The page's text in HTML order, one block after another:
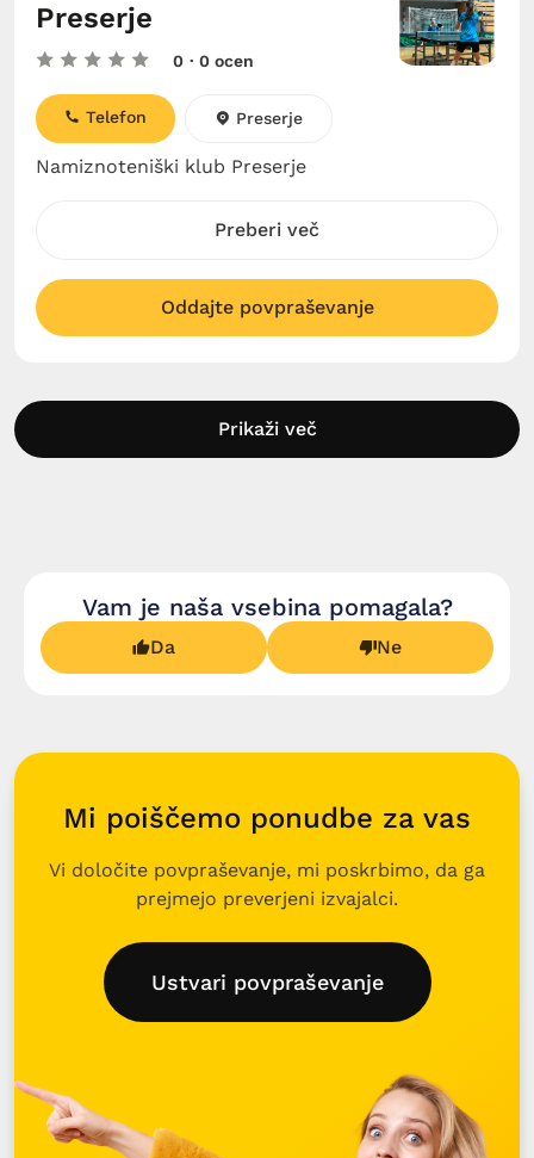
Preserje
0 · 0 ocen
Namiznoteniški klub Preserje
Telefon Preserje
Preberi več
Oddajte povpraševanje
Prikaži več
Vam je naša vsebina pomagala?
Da Ne
Mi poiščemo ponudbe za vas
Vi določite povpraševanje, mi poskrbimo, da ga
prejmejo preverjeni izvajalci.
Ustvari povpraševanje